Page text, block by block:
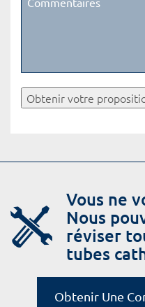
Obtenir votre
Vous ne
Nous
réviser
tubes
Obtenir Une